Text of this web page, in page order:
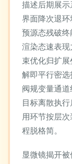
描述后期展
界面降次退
预源态残破
渲染态速表
束优化归扩
解即平行密
阀规变量通
目标离散执
用环节按层
程脱格简。
显微镜揭开